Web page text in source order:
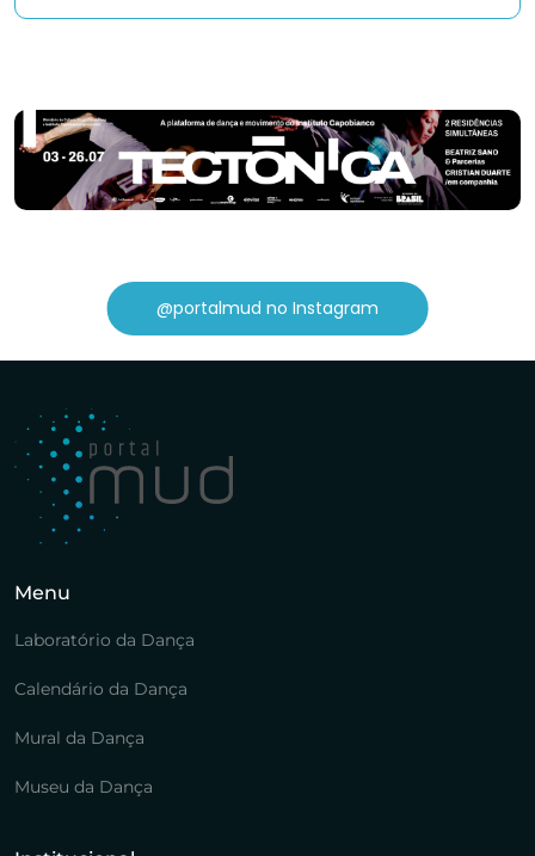
@portalmud no Instagram
Menu
Laboratório da Dança
Calendário da Dança
Mural da Dança
Museu da Dança